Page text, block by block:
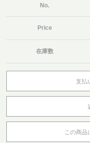
No.
Price
在庫数
支払
この商品